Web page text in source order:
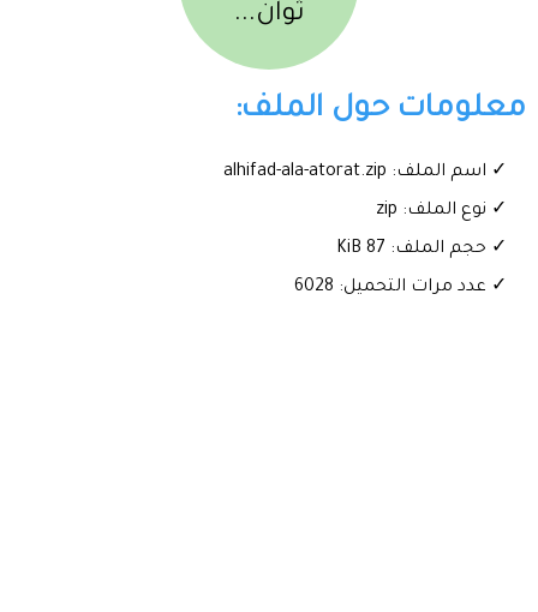
ثوان...
معلومات حول الملف:
✓ اسم الملف: alhifad-ala-atorat.zip
✓ نوع الملف: zip
✓ حجم الملف: 87 KiB
✓ عدد مرات التحميل: 6028